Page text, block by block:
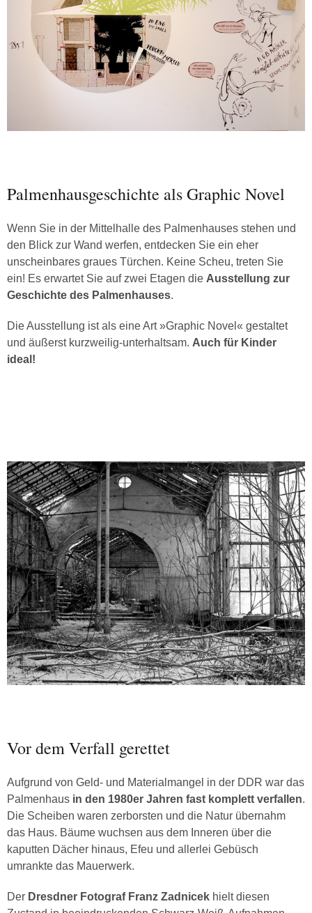
Palmenhausgeschichte als Graphic Novel
Wenn Sie in der Mittelhalle des Palmenhauses stehen und
den Blick zur Wand werfen, entdecken Sie ein eher
unscheinbares graues Türchen. Keine Scheu, treten Sie
ein! Es erwartet Sie auf zwei Etagen die Ausstellung zur
Geschichte des Palmenhauses.
Die Ausstellung ist als eine Art »Graphic Novel« gestaltet
und äußerst kurzweilig-unterhaltsam. Auch für Kinder
ideal!
Vor dem Verfall gerettet
Aufgrund von Geld- und Materialmangel in der DDR war das
Palmenhaus in den 1980er Jahren fast komplett verfallen.
Die Scheiben waren zerborsten und die Natur übernahm
das Haus. Bäume wuchsen aus dem Inneren über die
kaputten Dächer hinaus, Efeu und allerlei Gebüsch
umrankte das Mauerwerk.
Der Dresdner Fotograf Franz Zadnicek hielt diesen